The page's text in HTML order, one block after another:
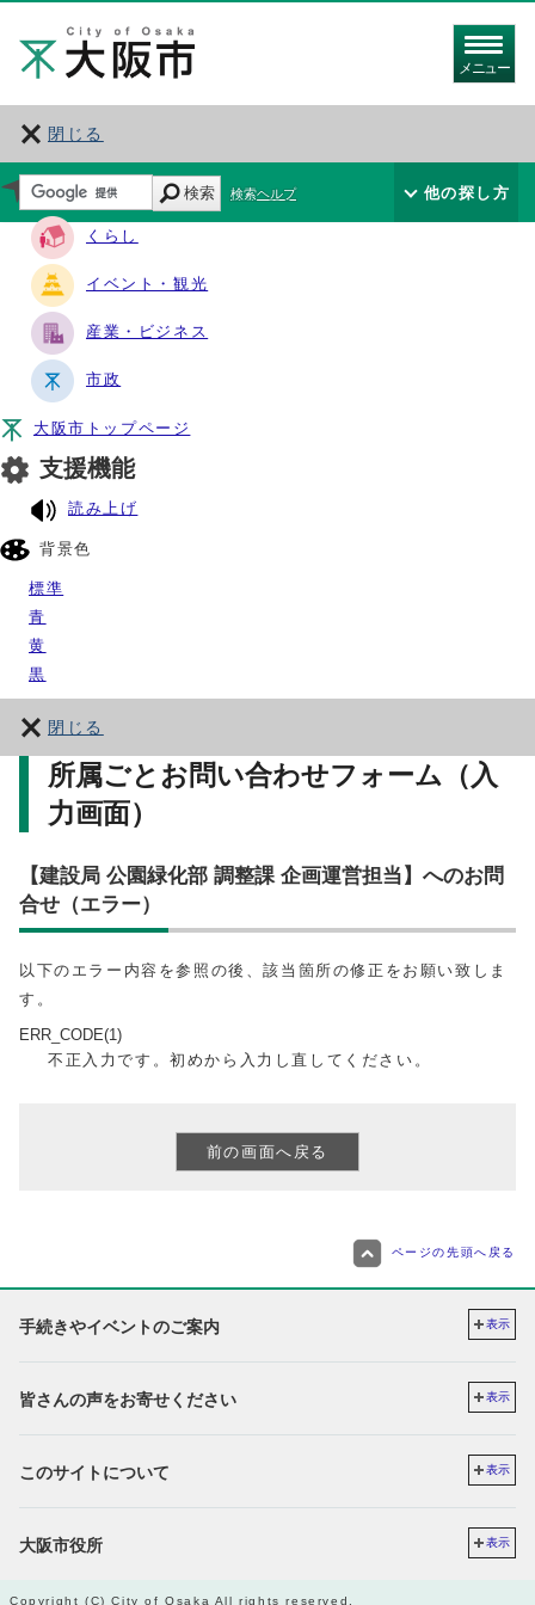
メニュー
閉じる
サイト・ナビ
くらし
イベント・観光
産業・ビジネス
市政
大阪市トップページ
支援機能
読み上げ
背景色
標準
青
黄
黒
閉じる
検索 検索ヘルプ 他の探し方
所属ごとお問い合わせフォーム（入
力画面）
【建設局 公園緑化部 調整課 企画運営担当】へのお問
合せ（エラー）
以下のエラー内容を参照の後、該当箇所の修正をお願い致しま
す。
ERR_CODE(1)
不正入力です。初めから入力し直してください。
ページの先頭へ戻る
手続きやイベントのご案内 表示
皆さんの声をお寄せください 表示
このサイトについて 表示
大阪市役所 表示
Copyright (C) City of Osaka All rights reserved.